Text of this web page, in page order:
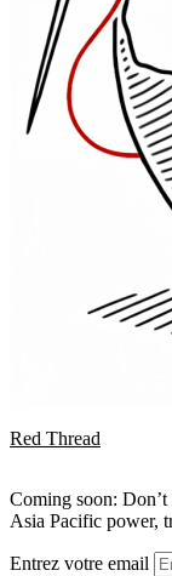
Red Thread
Coming soon:
Asia Pacific power,
Entrez votre email